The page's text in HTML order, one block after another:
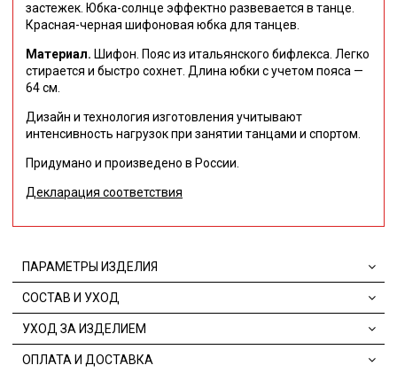
застежек. Юбка-солнце эффектно развевается в танце.
Красная-черная шифоновая юбка для танцев.
Материал. Шифон. Пояс из итальянского бифлекса. Легко
стирается и быстро сохнет. Длина юбки с учетом пояса —
64 см.
Дизайн и технология изготовления учитывают
интенсивность нагрузок при занятии танцами и спортом.
Придумано и произведено в России
Декларация соответствия
ПАРАМЕТРЫ ИЗДЕЛИЯ
СОСТАВ И УХОД
УХОД ЗА ИЗДЕЛИЕМ
ОПЛАТА И ДОСТАВКА